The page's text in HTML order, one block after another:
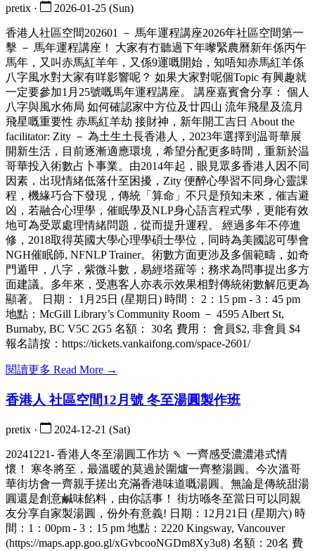
pretix · 2026-01-25 (Sun)
香港人社區空間202601 － 馬年運程講座2026年社區空間第一
擊 － 馬年運程講座！ 大家有冇聽過下年嚟緊農曆新年係丙午
馬年，又叫赤馬紅羊年，又係9運嘅開始，知唔知赤馬紅羊係
八字風水對大家有咩影響呢？ 如果大家對呢個Topic 有興趣就
一定要參加1月25號嘅馬年運程講座。 講座嘉賓會分享： 個人
八字與風水佈局 如何確認家中方位及廿四山 流年飛星及流月
飛星嘅重要性 赤馬紅羊劫 接財神，新年開工吉日 About the
facilitator: Zity － 為土生土長香港人，2023年選擇到温哥華展
開新生活，目前逐漸適應環境，希望分配更多時間，重新於温
哥華投入術數占卜事業。由2014年起，眼見眾多香港人因不同
因素，出現情緒低落什至困擾，Zity 便醉心學習不同身心靈課
程，機緣巧合下發現，傳統「算命」不只是預知未來，催吉避
凶，若融合心理學，催眠學及NLP身心語言程式學，更能有效
地可為受眾處理情緒問題，從而提升運程。 經過多年不停進
修，2018取得英國大學心理學碩士學位，同時為美國認可學會
NGH催眠師, NFNLP Trainer。術數方面更涉及多個範疇，如奇
門遁甲，八字，紫微斗數，易經塔羅等；務求為問事提出多方
面建議。多年來，受惠客人亦表示效果相對傳統術數解厄更為
顯著。 日期： 1月25日 (星期日) 時間： 2：15 pm - 3：45 pm
地點：McGill Library’s Community Room － 4595 Albert St,
Burnaby, BC V5C 2G5 名額： 30名 費用： 會員$2, 非會員 $4
報名請按：https://tickets.vankaifong.com/space-2601/
閱讀更多 Read More →
香港人 社區空間12月號 冬至湯圓製作班
pretix · 2024-12-21 (Sat)
20241221- 香港人冬至湯圓工作坊 🍡 一齊感受濃濃港式情
懷！ 寒冬將至，最溫暖的莫過於圍爐一齊整湯圓。今次溫哥
華街坊會一齊親手搓出充滿香港味道嘅湯圓。無論是傳統甜湯
圓還是創意鹹味餡料，由你話事！ 街坊喺冬至當日可以同親
友分享自家製湯圓，份外有意義! 日期：12月21日 (星期六) 時
間：1：00pm - 3：15 pm 地點：2220 Kingsway, Vancouver
(https://maps.app.goo.gl/xGvbcooNGDm8Xy3u8) 名額：20名 費